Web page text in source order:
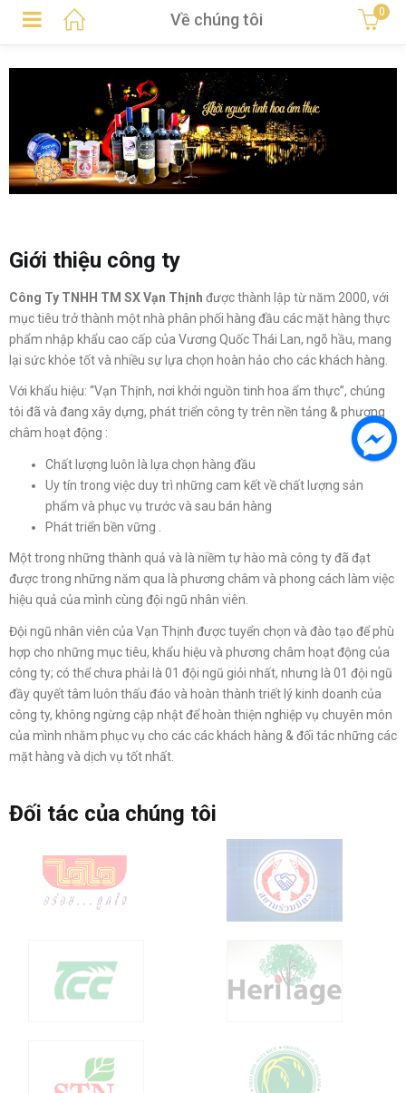
Về chúng tôi 0
Giới thiệu công ty
Công Ty TNHH TM SX Vạn Thịnh được thành lập từ năm 2000, với
mục tiêu trở thành một nhà phân phối hàng đầu các mặt hàng thực
phẩm nhập khẩu cao cấp của Vương Quốc Thái Lan, ngõ hầu, mang
lại sức khỏe tốt và nhiều sự lựa chọn hoàn hảo cho các khách hàng.
Với khẩu hiệu: “Vạn Thịnh, nơi khởi nguồn tinh hoa ẩm thực”, chúng
tôi đã và đang xây dựng, phát triển công ty trên nền tảng & phương
châm hoạt động :
Chất lượng luôn là lựa chọn hàng đầu
Uy tín trong việc duy trì những cam kết về chất lượng sản
phẩm và phục vụ trước và sau bán hàng
Phát triển bền vững .
Một trong những thành quả và là niềm tự hào mà công ty đã đạt
được trong những năm qua là phương châm và phong cách làm việc
hiệu quả của mình cùng đội ngũ nhân viên.
Đội ngũ nhân viên của Vạn Thịnh được tuyển chọn và đào tạo để phù
hợp cho những mục tiêu, khẩu hiệu và phương châm hoạt động của
công ty; có thể chưa phải là 01 đội ngũ giỏi nhất, nhưng là 01 đội ngũ
đầy quyết tâm luôn thấu đáo và hoàn thành triết lý kinh doanh của
công ty, không ngừng cập nhật để hoàn thiện nghiệp vụ chuyên môn
của mình nhằm phục vụ cho các các khách hàng & đối tác những các
mặt hàng và dịch vụ tốt nhất.
Đối tác của chúng tôi